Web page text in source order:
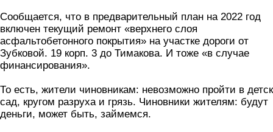
Сообщается, что в предварительный план на 2022 год
включен текущий ремонт «верхнего слоя
асфальтобетонного покрытия» на участке дороги от
Зубковой. 19 корп. 3 до Тимакова. И тоже «в случае
финансирования».
То есть, жители чиновникам: невозможно пройти в
сад, кругом разруха и грязь. Чиновники жителям: будут
деньги, может быть, займемся.